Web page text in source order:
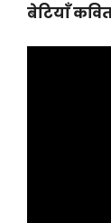
बेटियाँ